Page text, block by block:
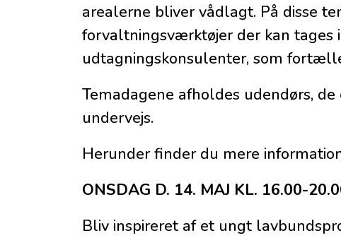
arealerne bliver vådlagt. På disse
forvaltningsværktøjer der kan
udtagningskonsulenter, som
Temadagene afholdes udendørs,
undervejs.
Herunder finder du mere
ONSDAG D. 14. MAJ KL. 16.00-
Bliv inspireret af et ungt